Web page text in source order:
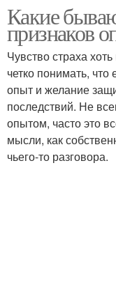
Личностные
Цитаты про
Какие
признаков
Чувство страха
четко понимать, что
опыт и желание
последствий. Не
опытом, часто это
мысли, как
чьего-то разговора.